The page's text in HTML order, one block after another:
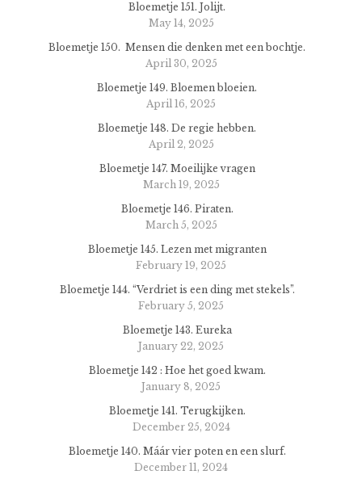
Bloemetje 151. Jolijt.
May 14, 2025
Bloemetje 150. Mensen die denken met een bochtje.
April 30, 2025
Bloemetje 149. Bloemen bloeien.
April 16, 2025
Bloemetje 148. De regie hebben.
April 2, 2025
Bloemetje 147. Moeilijke vragen
March 19, 2025
Bloemetje 146. Piraten.
March 5, 2025
Bloemetje 145. Lezen met migranten
February 19, 2025
Bloemetje 144. “Verdriet is een ding met stekels”.
February 5, 2025
Bloemetje 143. Eureka
January 22, 2025
Bloemetje 142 : Hoe het goed kwam.
January 8, 2025
Bloemetje 141. Terugkijken.
December 25, 2024
Bloemetje 140. Máár vier poten en een slurf.
December 11, 2024